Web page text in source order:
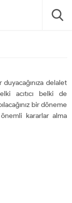
duyacağınıza delalet
acıtıcı belki de
bir döneme
kararlar alma